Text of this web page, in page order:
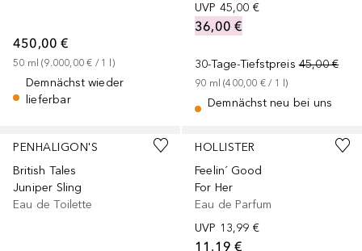
450,00 €
50 ml (9.000,00 € / 1 l)
Demnächst wieder
lieferbar
UVP 45,00 €
36,00 €
30-Tage-Tiefstpreis 45,00 €
90 ml (400,00 € / 1 l)
Demnächst neu bei uns
PENHALIGON'S
British Tales
Juniper Sling
Eau de Toilette
HOLLISTER
Feelin´ Good
For Her
Eau de Parfum
UVP 13,99 €
11,19 €